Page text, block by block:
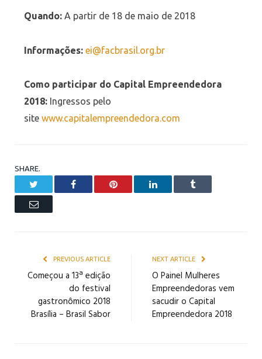
Quando: A partir de 18 de maio de 2018
Informações: ei@facbrasil.org.br
Como participar do Capital Empreendedora
2018:Ingressos pelo
site www.capitalempreendedora.com
SHARE.
Facebook Pinterest LinkedIn Tumblr
Email
PREVIOUS ARTICLE
Começou a 13ª edição
do festival
gastronômico 2018
Brasília – Brasil Sabor
NEXT ARTICLE
O Painel Mulheres
Empreendedoras vem
sacudir o Capital
Empreendedora 2018